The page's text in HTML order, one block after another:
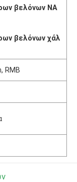
βελόνων NA
βελόνων χάλ
RMB